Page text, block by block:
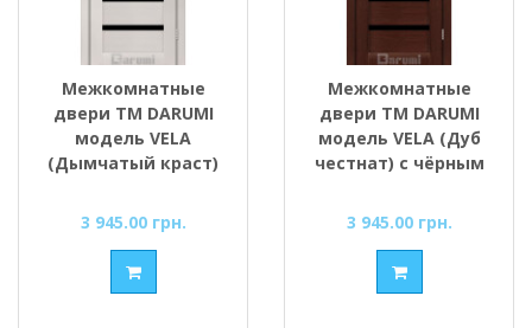
Межкомнатные
двери ТМ DARUMI
модель VELA
(Дымчатый краст)
3 945.00 грн.
Межкомнатные
двери ТМ DARUMI
модель VELA (Дуб
честнат) с чёрным
3 945.00 грн.